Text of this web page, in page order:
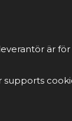
är
supports